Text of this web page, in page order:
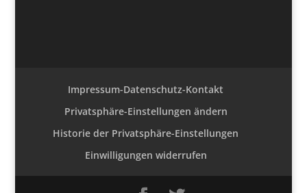
Impressum-Datenschutz-Kontakt
Privatsphäre-Einstellungen ändern
Historie der Privatsphäre-Einstellungen
Einwilligungen widerrufen